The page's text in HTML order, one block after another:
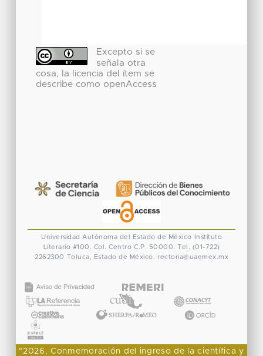
Excepto si se
señala otra
cosa, la licencia del ítem se
describe como openAccess
Universidad Autónoma del Estado de México
Instituto
Literario #100. Col. Centro C.P. 50000. Tel. (01-722)
2262300 Toluca, Estado de México. rectoria@uaemex.mx
"2026, Conmemoración del ingreso de la científica y